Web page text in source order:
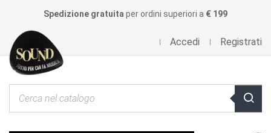
Spedizione gratuita per ordini superiori a € 199
Accedi Registrati